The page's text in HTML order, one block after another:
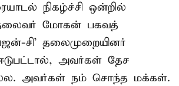
நிகழ்ச்சி ஒன்றில்
மோகன் பகவத்
சி' தலைமுறையினர்
அவர்கள் தேச
அவர்கள் நம் சொந்த மக்கள்.